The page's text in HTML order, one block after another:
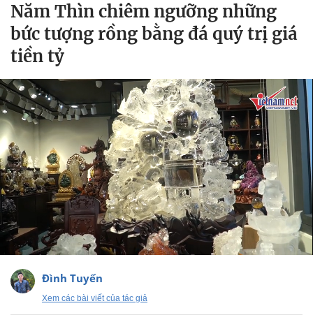
Năm Thìn chiêm ngưỡng những
bức tượng rồng bằng đá quý trị giá
tiền tỷ
Đình Tuyến
Xem các bài viết của tác giả